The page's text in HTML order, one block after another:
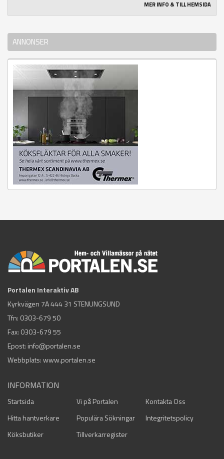
MER INFO & TILL HEMSIDA
ANNONSER
Portalen Interaktiv AB
Kyrkvägen 7A 444 31 STENUNGSUND
Tfn: 0303-679 50
Fax: 0303-679 55
Epost: info@portalen.se
Webbplats: www.portalen.se
INFORMATION
Startsida Vi på Portalen
Kontakta Oss
Hitta hantverkare
Populära Sökningar
Integritetspolicy
Köksbutiker
Tillverkarregister